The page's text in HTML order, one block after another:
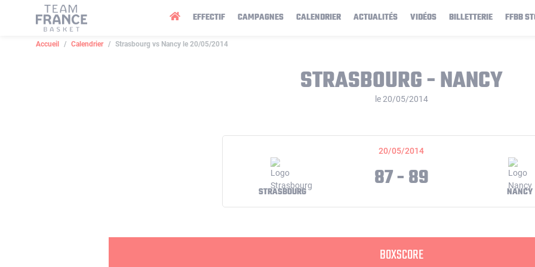
EFFECTIF CAMPAGNES CALENDRIER ACTUALITÉS VIDÉOS BILLETTERIE FFBB
Accueil Calendrier Strasbourg vs Nancy le 20/05/2014
STRASBOURG - NANCY
le 20/05/2014
20/05/2014
STRASBOURG 87 - 89 NANCY
BOXSCORE
Panneau de gestion des cookies